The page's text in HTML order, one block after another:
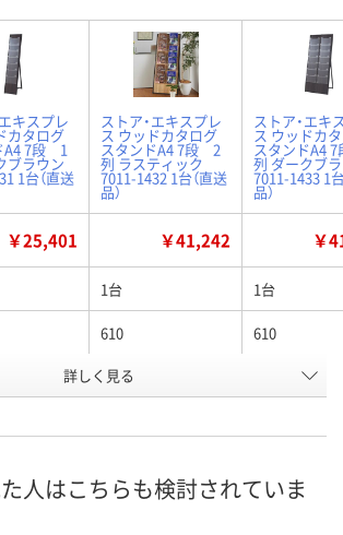
キスプレ
カタログ
A4 7段 1
ブラウン
1台（直送
ストア・エキスプレ
ス ウッドカタログ
スタンドA4 7段 2
列 ラスティック
7011-1432 1台（直送
品）
ストア・エキ
ス ウッドカ
スタンドA4
列 ダークブ
7011-1433 1
品）
￥25,401 ￥41,242 ￥
1台 1台
610 610
約18kg
詳しく見る
人はこちらも検討されていま